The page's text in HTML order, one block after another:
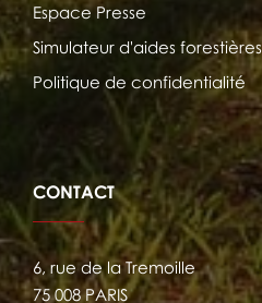
Espace Presse
Simulateur d'aides forestières
Politique de confidentialité
CONTACT
6, rue de la Tremoille
75 008 PARIS